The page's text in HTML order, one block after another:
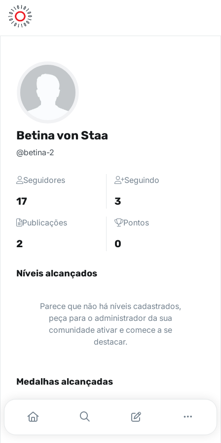
Betina von Staa
@betina-2
Seguidores
17
Seguindo
3
Publicações
2
Pontos
0
Níveis alcançados
Parece que não há níveis cadastrados,
peça para o administrador da sua
comunidade ativar e comece a se
destacar.
Medalhas alcançadas
Nenhuma medalha encontrada